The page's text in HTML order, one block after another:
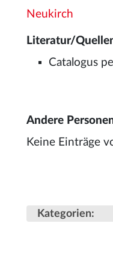
Neukirch
Literatur/
Catalogus
Andere
Keine Einträge
Kategorien: